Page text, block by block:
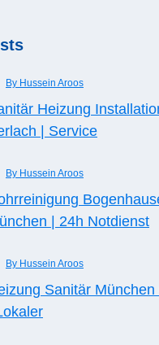
By Hussein Aroos
Heizung
| Service
By Hussein Aroos
| 24h Notdienst
By Hussein Aroos
Sanitär München